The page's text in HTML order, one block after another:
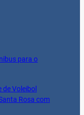
para o
Voleibol
Rosa com